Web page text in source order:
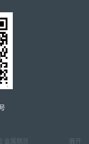
金属期货 展开